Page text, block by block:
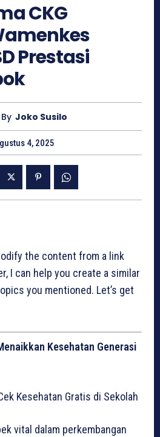
CKG
Prestasi
By Joko Susilo
4, 2025
the content from a link
I can help you create a similar
you mentioned. Let’s get
Kesehatan Generasi
Kesehatan Gratis di Sekolah
vital dalam perkembangan